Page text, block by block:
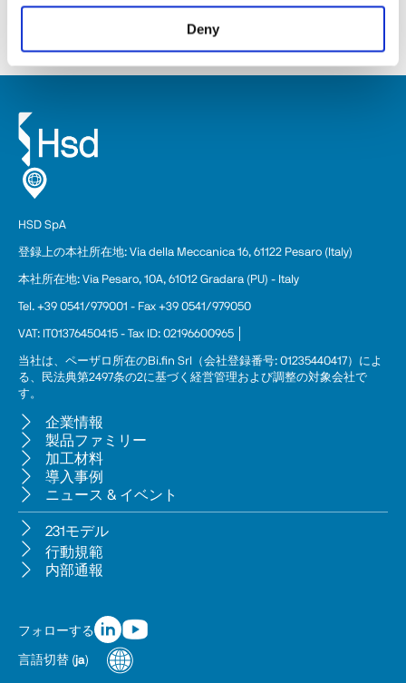
Deny
HSD SpA
登録上の本社所在地: Via della Meccanica 16, 61122 Pesaro (Italy)
本社所在地: Via Pesaro, 10A, 61012 Gradara (PU) - Italy
Tel. +39 0541/979001 - Fax +39 0541/979050
VAT: IT01376450415 - Tax ID: 02196600965 │
当社は、ペーザロ所在のBi.fin Srl（会社登録番号: 01235440417）によ
る、民法典第2497条の2に基づく経営管理および調整の対象会社で
す。
企業情報
製品ファミリー
加工材料
導入事例
ニュース & イベント
231モデル
行動規範
内部通報
フォローする
言語切替 (ja)